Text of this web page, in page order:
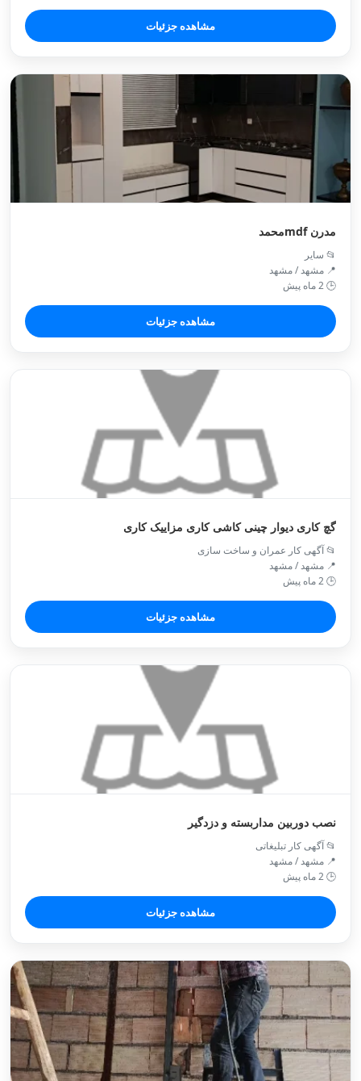
مشاهده جزئیات
مدرن mdfمحمد
📂 سایر
📍 مشهد / مشهد
🕒 2 ماه پیش
مشاهده جزئیات
گچ کاری دیوار چینی کاشی کاری مزاییک کاری
📂 آگهی کار عمران و ساخت سازی
📍 مشهد / مشهد
🕒 2 ماه پیش
مشاهده جزئیات
نصب دوربین مداربسته و دزدگیر
📂 آگهی کار تبلیغاتی
📍 مشهد / مشهد
🕒 2 ماه پیش
مشاهده جزئیات